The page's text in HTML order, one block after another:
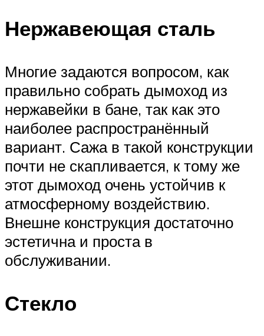
Нержавеющая сталь
Многие задаются вопросом, как
правильно собрать дымоход из
нержавейки в бане, так как это
наиболее распространённый
вариант. Сажа в такой конструкции
почти не скапливается, к тому же
этот дымоход очень устойчив к
атмосферному воздействию.
Внешне конструкция достаточно
эстетична и проста в
обслуживании.
Стекло